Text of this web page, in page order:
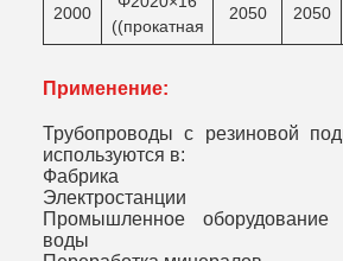
2000
((прокатная
2050 2050
Применение:
Трубопроводы с резиновой
используются в:
Фабрика
Электростанции
Промышленное оборудование
воды